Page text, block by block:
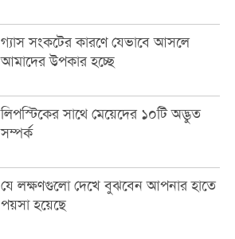
গ্যাস সংকটের কারণে যেভাবে আসলে
আমাদের উপকার হচ্ছে
লিপস্টিকের সাথে মেয়েদের ১০টি অদ্ভুত
সম্পর্ক
যে লক্ষণগুলো দেখে বুঝবেন আপনার হাতে
পয়সা হয়েছে